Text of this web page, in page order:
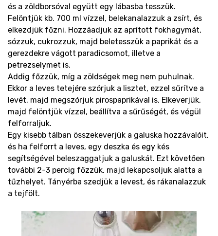
és a zöldborsóval együtt egy lábasba tesszük.
Felöntjük kb. 700 ml vízzel, belekanalazzuk a zsírt, és
elkezdjük főzni. Hozzáadjuk az aprított fokhagymát,
sózzuk, cukrozzuk, majd beletesszük a paprikát és a
gerezdekre vágott paradicsomot, illetve a
petrezselymet is.
Addig főzzük, míg a zöldségek meg nem puhulnak.
Ekkor a leves tetejére szórjuk a lisztet, ezzel sűrítve a
levét, majd megszórjuk pirospaprikával is. Elkeverjük,
majd felöntjük vízzel, beállítva a sűrűségét, és végül
felforraljuk.
Egy kisebb tálban összekeverjük a galuska hozzávalóit,
és ha felforrt a leves, egy deszka és egy kés
segítségével beleszaggatjuk a galuskát. Ezt követően
további 2-3 percig főzzük, majd lekapcsoljuk alatta a
tűzhelyet. Tányérba szedjük a levest, és rákanalazzuk
a tejfölt.